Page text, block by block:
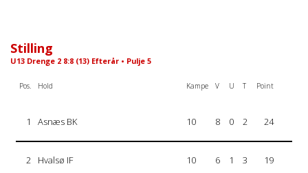
Stilling
U13 Drenge 2 8:8 (13) Efterår • Pulje 5
Pos. Hold Kampe V U T Point
1 Asnæs BK 10 8 0 2 24
2 Hvalsø IF 10 6 1 3 19